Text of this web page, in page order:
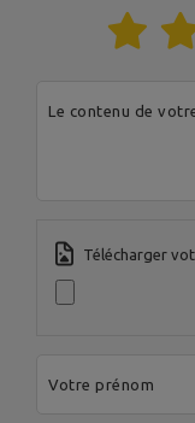
Le contenu de
Télécharger
Votre prénom